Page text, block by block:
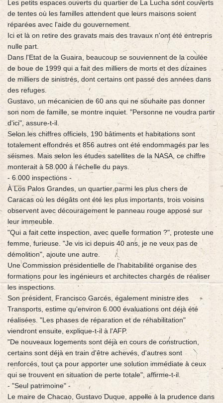
Les petits espaces ouverts du quartier de La Lucha sont couverts
de tentes où les familles attendent que leurs maisons soient
réparées avec l'aide du gouvernement.
Ici et là on retire des gravats mais des travaux n'ont été entrepris
nulle part.
Dans l'Etat de la Guaira, beaucoup se souviennent de la coulée
de boue de 1999 qui a fait des milliers de morts et des dizaines
de milliers de sinistrés, dont certains ont passé des années dans
des refuges.
Gustavo, un mécanicien de 60 ans qui ne souhaite pas donner
son nom de famille, se montre inquiet. "Personne ne voudra partir
d'ici", assure-t-il.
Selon les chiffres officiels, 190 bâtiments et habitations sont
totalement effondrés et 856 autres ont été endommagés par les
séismes. Mais selon les études satellites de la NASA, ce chiffre
monterait à 58.000 à l'échelle du pays.
- 6.000 inspections -
À Los Palos Grandes, un quartier parmi les plus chers de
Caracas où les dégâts ont été les plus importants, trois voisins
observent avec découragement le panneau rouge apposé sur
leur immeuble.
"Qui a fait cette inspection, avec quelle formation ?", proteste une
femme, furieuse. "Je vis ici depuis 40 ans, je ne veux pas de
démolition", ajoute une autre.
Une Commission présidentielle de l'habitabilité organise des
formations pour les ingénieurs et architectes chargés de réaliser
les inspections.
Son président, Francisco Garcés, également ministre des
Transports, estime qu'environ 6.000 évaluations ont déjà été
réalisées. "Les phases de réparation et de réhabilitation"
viendront ensuite, explique-t-il à l'AFP.
"De nouveaux logements sont déjà en cours de construction,
certains sont déjà en train d'être achevés, d'autres sont
renforcés, tout ça pour apporter une solution immédiate à ceux
qui se trouvent en situation de perte totale", affirme-t-il.
- "Seul patrimoine" -
Le maire de Chacao, Gustavo Duque, appelle à la prudence dans